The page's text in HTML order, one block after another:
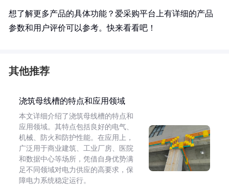
想了解更多产品的具体功能？爱采购平台上有详细的产品
参数和用户评价可以参考。快来看看吧！
其他推荐
浇筑母线槽的特点和应用领域
本文详细介绍了浇筑母线槽的特点和
应用领域。其特点包括良好的电气、
机械、防火和防护性能。在应用上，
广泛用于商业建筑、工业厂房、医院
和数据中心等场所，凭借自身优势满
足不同领域对电力供应的高要求，保
障电力系统稳定运行。